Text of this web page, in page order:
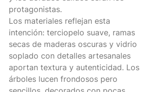
protagonistas.
Los materiales reflejan esta
intención: terciopelo suave, ramas
secas de maderas oscuras y vidrio
soplado con detalles artesanales
aportan textura y autenticidad. Los
árboles lucen frondosos pero